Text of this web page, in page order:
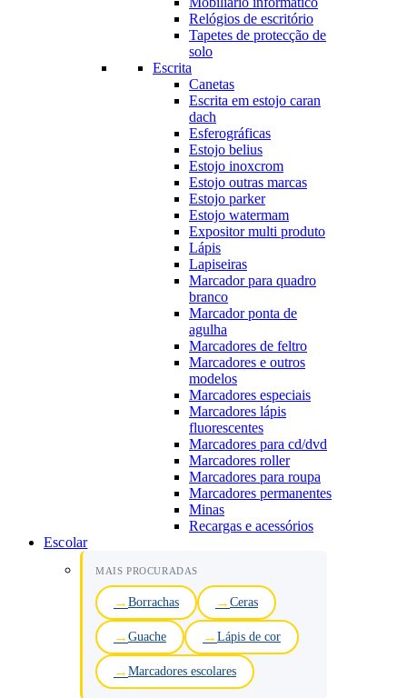
Relógios de escritório
Tapetes de protecção de
solo
Escrita
Canetas
Escrita em estojo caran
dach
Esferográficas
Estojo belius
Estojo inoxcrom
Estojo outras marcas
Estojo parker
Estojo watermam
Expositor multi produto
Lápis
Lapiseiras
Marcador para quadro
branco
Marcador ponta de
agulha
Marcadores de feltro
Marcadores e outros
modelos
Marcadores especiais
Marcadores lápis
fluorescentes
Marcadores para cd/dvd
Marcadores roller
Marcadores para roupa
Marcadores permanentes
Minas
Recargas e acessórios
Escolar
MAIS PROCURADAS
Borrachas Ceras
Guache Lápis de cor
Marcadores escolares